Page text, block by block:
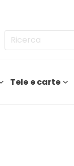
Tele e carte